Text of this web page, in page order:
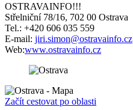
OSTRAVAINFO!!!
Střelniční 78/16, 702 00 Ostrava
Tel.: +420 606 035 559
E-mail: jiri.simon@ostravainfo.cz
Web:www.ostravainfo.cz
Začít cestovat po oblasti